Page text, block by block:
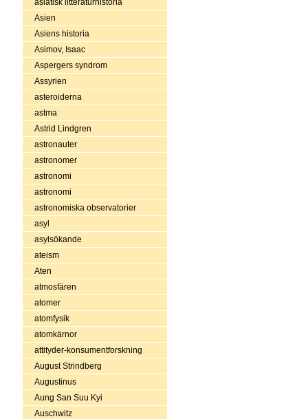
asiatisk litteraturhistoria
Asien
Asiens historia
Asimov, Isaac
Aspergers syndrom
Assyrien
asteroiderna
astma
Astrid Lindgren
astronauter
astronomer
astronomi
astronomi
astronomiska observatorier
asyl
asylsökande
ateism
Aten
atmosfären
atomer
atomfysik
atomkärnor
attityder-konsumentforskning
August Strindberg
Augustinus
Aung San Suu Kyi
Auschwitz